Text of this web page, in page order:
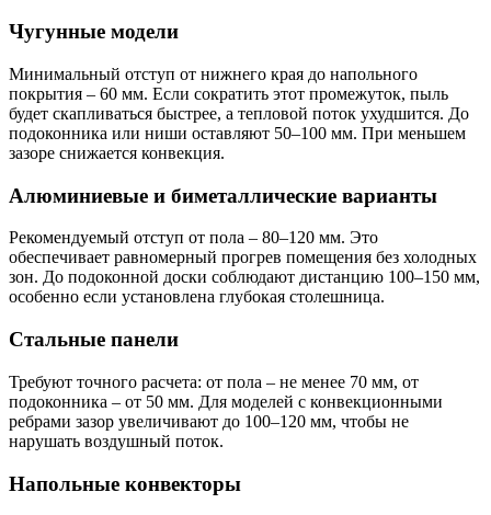
Чугунные модели
Минимальный отступ от нижнего края до напольного
покрытия – 60 мм. Если сократить этот промежуток, пыль
будет скапливаться быстрее, а тепловой поток ухудшится. До
подоконника или ниши оставляют 50–100 мм. При меньшем
зазоре снижается конвекция.
Алюминиевые и биметаллические варианты
Рекомендуемый отступ от пола – 80–120 мм. Это
обеспечивает равномерный прогрев помещения без холодных
зон. До подоконной доски соблюдают дистанцию 100–150 мм,
особенно если установлена глубокая столешница.
Стальные панели
Требуют точного расчета: от пола – не менее 70 мм, от
подоконника – от 50 мм. Для моделей с конвекционными
ребрами зазор увеличивают до 100–120 мм, чтобы не
нарушать воздушный поток.
Напольные конвекторы